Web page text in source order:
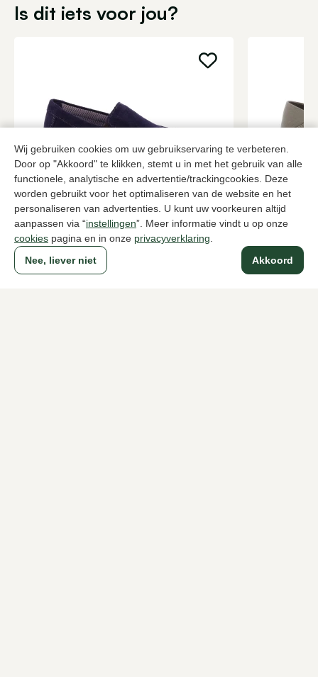
Wij gebruiken cookies om uw gebruikservaring te verbeteren.
Door op "Akkoord" te klikken, stemt u in met het gebruik van alle
functionele, analytische en advertentie/trackingcookies. Deze
worden gebruikt voor het optimaliseren van de website en het
personaliseren van advertenties. U kunt uw voorkeuren altijd
aanpassen via “instellingen”. Meer informatie vindt u op onze
cookies pagina en in onze privacyverklaring
Akkoord
Nee, liever niet
Is dit iets voor jou?
Sioux
Blauwe instappers heren
129,95
Toms
instappers
75,00